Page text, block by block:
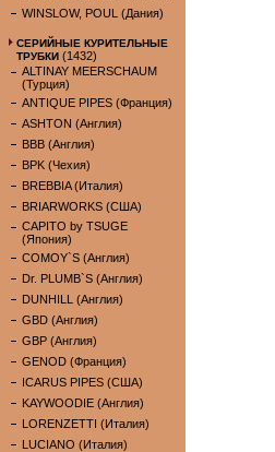
WINSLOW, POUL (Дания)
СЕРИЙНЫЕ КУРИТЕЛЬНЫЕ
ТРУБКИ (1432)
ALTINAY MEERSCHAUM
(Турция)
ANTIQUE PIPES (Франция)
ASHTON (Англия)
BBB (Англия)
BPK (Чехия)
BREBBIA (Италия)
BRIARWORKS (США)
CAPITO by TSUGE
(Япония)
COMOY`S (Англия)
Dr. PLUMB`S (Англия)
DUNHILL (Англия)
GBD (Англия)
GBP (Англия)
GENOD (Франция)
ICARUS PIPES (США)
KAYWOODIE (Англия)
LORENZETTI (Италия)
LUCIANO (Италия)